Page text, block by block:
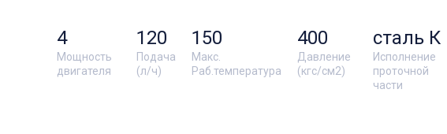
Мощность
двигателя
4
Подача
(л/ч)
120
Макс.
Раб.температура
150
Давление
(кгс/см2)
400
Исполнение
проточной
части
сталь К